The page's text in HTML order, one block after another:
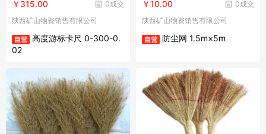
0成交
￥315.00
陕西矿山物资销售有限公司
高度游标卡尺 0-300-0.
02
0成交
￥10.00
陕西矿山物资销售有限公司
防尘网 1.5m×5m